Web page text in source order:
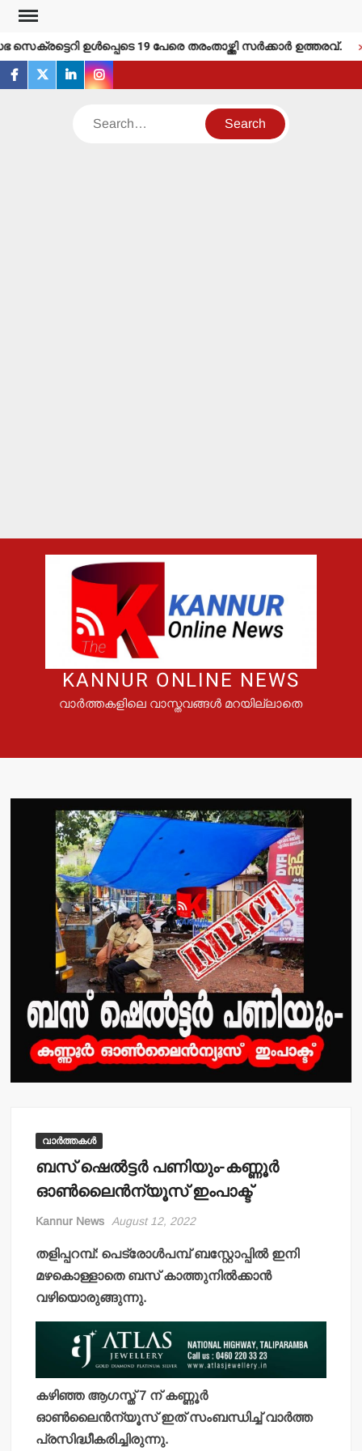
Skip
content
ഉള്‍പ്പെടെ 19 പേരെ തരംതാഴ്ത്തി സര്‍ക്കാര്‍ ഉത്തരവ്.
facebook
twitterlinkedininstagram
Search
KANNUR ONLINE NEWS
വാർത്തകളിലെ വാസ്തവങ്ങൾ മറയില്ലാതെ
വാർത്തകൾ
ബസ് ഷെല്‍ട്ടര്‍ പണിയും-കണ്ണൂര്‍
ഓണ്‍ലൈന്‍ന്യൂസ് ഇംപാക്ട്
Kannur News August 12, 2022
തളിപ്പറമ്പ്: പെട്രോള്‍പമ്പ് ബസ്റ്റോപ്പില്‍ ഇനി
മഴകൊള്ളാതെ ബസ് കാത്തുനില്‍ക്കാന്‍
വഴിയൊരുങ്ങുന്നു.
കഴിഞ്ഞ ആഗസ്ത് 7 ന് കണ്ണൂര്‍
ഓണ്‍ലൈന്‍ന്യൂസ് ഇത് സംബന്ധിച്ച് വാര്‍ത്ത
പ്രസിദ്ധീകരിച്ചിരുന്നു.